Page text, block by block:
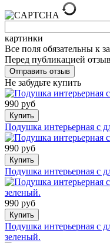
картинки
Все поля обязательны к
Перед публикацией
Не забудьте купить
990 руб
Купить
Подушка интерьерная с
990 руб
Купить
Подушка интерьерная с
990 руб
Купить
Подушка интерьерная с
зеленый.